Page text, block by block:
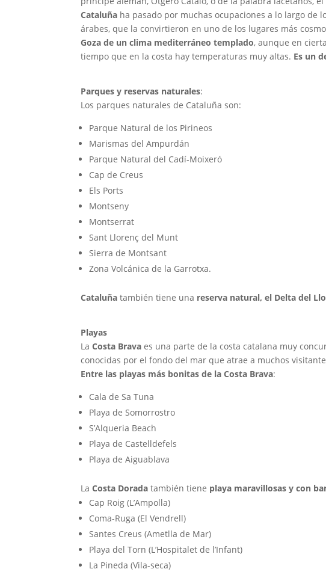
Cataluña ha pasado por muchas ocupaciones a lo largo de
árabes, que la convirtieron en uno de los lugares más
Goza de un clima mediterráneo templado, aunque en
tiempo que en la costa hay temperaturas muy altas. Es un
Parques y reservas naturales:
Los parques naturales de Cataluña son:
Parque Natural de los Pirineos
Marismas del Ampurdán
Parque Natural del Cadí-Moixeró
Cap de Creus
Els Ports
Montseny
Montserrat
Sant Llorenç del Munt
Sierra de Montsant
Zona Volcánica de la Garrotxa.
Cataluña también tiene una reserva natural, el Delta del
Playas
LaCosta Brava es una parte de la costa catalana muy
conocidas por el fondo del mar que atrae a muchos
Entre las playas más bonitas de la Costa Brava:
Cala de Sa Tuna
Playa de Somorrostro
S’Alqueria Beach
Playa de Castelldefels
Playa de Aiguablava
LaCosta Dorada también tiene playa maravillosas y con
Cap Roig (L’Ampolla)
Coma-Ruga (El Vendrell)
Santes Creus (Ametlla de Mar)
Playa del Torn (L’Hospitalet de l’Infant)
La Pineda (Vila-seca)